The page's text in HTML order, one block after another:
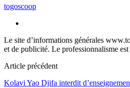
togoscoop
Le site d’informations générales
et de publicité. Le professionnalisme
Article précédent
Kolavi Yao Djifa interdit